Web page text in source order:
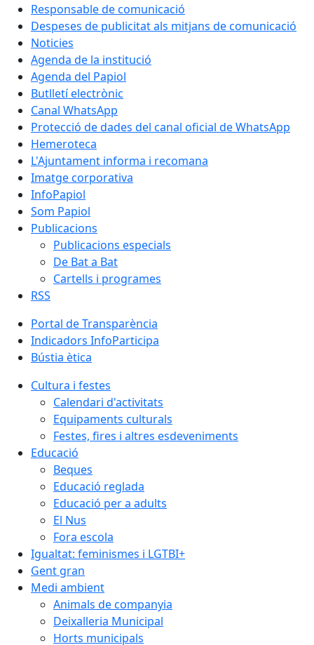
Responsable de comunicació
Despeses de publicitat als mitjans de comunicació
Noticies
Agenda de la institució
Agenda del Papiol
Butlletí electrònic
Canal WhatsApp
Protecció de dades del canal oficial de WhatsApp
Hemeroteca
L'Ajuntament informa i recomana
Imatge corporativa
InfoPapiol
Som Papiol
Publicacions
Publicacions especials
De Bat a Bat
Cartells i programes
RSS
Portal de Transparència
Indicadors InfoParticipa
Bústia ètica
Cultura i festes
Calendari d'activitats
Equipaments culturals
Festes, fires i altres esdeveniments
Educació
Beques
Educació reglada
Educació per a adults
El Nus
Fora escola
Igualtat: feminismes i LGTBI+
Gent gran
Medi ambient
Animals de companyia
Deixalleria Municipal
Horts municipals